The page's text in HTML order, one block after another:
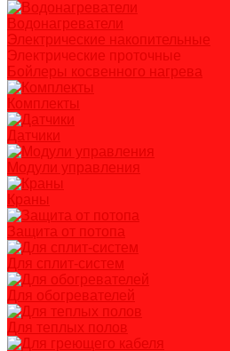
Водонагреватели
Электрические накопительные
Электрические проточные
Бойлеры косвенного нагрева
Комплекты
Датчики
Модули управления
Краны
Защита от потопа
Для сплит-систем
Для обогревателей
Для теплых полов